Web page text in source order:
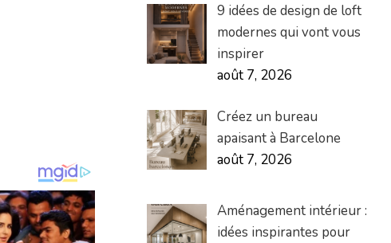
9 idées de design de loft
modernes qui vont vous
inspirer
août 7, 2026
Créez un bureau
apaisant à Barcelone
août 7, 2026
Aménagement intérieur :
idées inspirantes pour